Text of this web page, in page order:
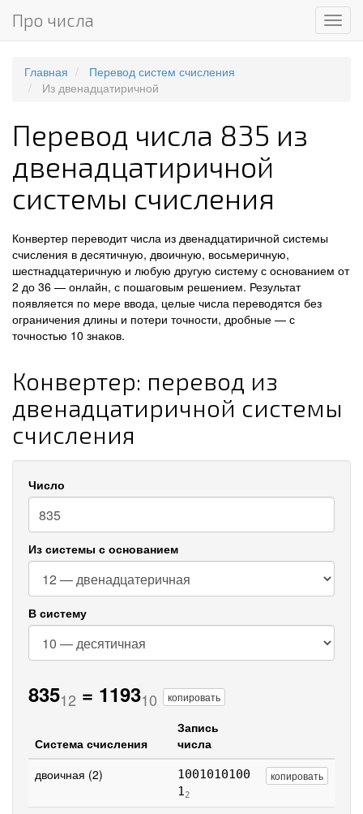
Меню
Про числа
Главная
Перевод систем счисления
Из двенадцатиричной
Перевод числа 835 из
двенадцатиричной
системы счисления
Конвертер переводит числа из двенадцатиричной системы
счисления в десятичную, двоичную, восьмеричную,
шестнадцатеричную и любую другую систему с основанием от
2 до 36 — онлайн, с пошаговым решением. Результат
появляется по мере ввода, целые числа переводятся без
ограничения длины и потери точности, дробные — с
точностью 10 знаков.
Конвертер: перевод из
двенадцатиричной системы
счисления
Число
Из системы с основанием
В систему
83512 = 119310 копировать
Система счисления
Запись
числа
двоичная (2)
1001010100
12
копировать